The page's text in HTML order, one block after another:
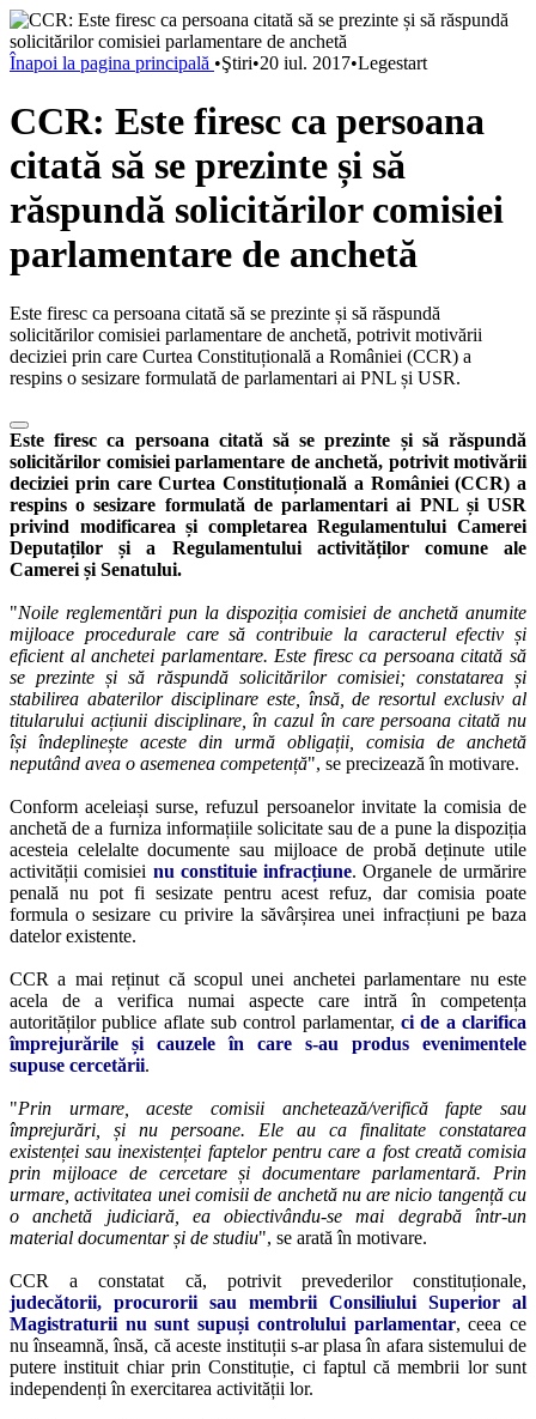
Înapoi la pagina principală •Ştiri•20 iul. 2017•Legestart
CCR: Este firesc ca persoana
citată să se prezinte și să
răspundă solicitărilor comisiei
parlamentare de anchetă
Este firesc ca persoana citată să se prezinte și să răspundă
solicitărilor comisiei parlamentare de anchetă, potrivit motivării
deciziei prin care Curtea Constituțională a României (CCR) a
respins o sesizare formulată de parlamentari ai PNL și USR.
Este firesc ca persoana citată să se prezinte și să răspundă
solicitărilor comisiei parlamentare de anchetă, potrivit motivării
deciziei prin care Curtea Constituțională a României (CCR) a
respins o sesizare formulată de parlamentari ai PNL și USR
privind modificarea și completarea Regulamentului Camerei
Deputaților și a Regulamentului activităților comune ale
Camerei și Senatului.
"Noile reglementări pun la dispoziția comisiei de anchetă anumite
mijloace procedurale care să contribuie la caracterul efectiv și
eficient al anchetei parlamentare. Este firesc ca persoana citată să
se prezinte și să răspundă solicitărilor comisiei; constatarea și
stabilirea abaterilor disciplinare este, însă, de resortul exclusiv al
titularului acțiunii disciplinare, în cazul în care persoana citată nu
își îndeplinește aceste din urmă obligații, comisia de anchetă
neputând avea o asemenea competență", se precizează în motivare.
Conform aceleiași surse, refuzul persoanelor invitate la comisia de
anchetă de a furniza informațiile solicitate sau de a pune la dispoziția
acesteia celelalte documente sau mijloace de probă deținute utile
activității comisiei nu constituie infracțiune. Organele de urmărire
penală nu pot fi sesizate pentru acest refuz, dar comisia poate
formula o sesizare cu privire la săvârșirea unei infracțiuni pe baza
datelor existente.
CCR a mai reținut că scopul unei anchetei parlamentare nu este
acela de a verifica numai aspecte care intră în competența
autorităților publice aflate sub control parlamentar, ci de a clarifica
împrejurările și cauzele în care s-au produs evenimentele
supuse cercetării.
"Prin urmare, aceste comisii anchetează/verifică fapte sau
împrejurări, și nu persoane. Ele au ca finalitate constatarea
existenței sau inexistenței faptelor pentru care a fost creată comisia
prin mijloace de cercetare și documentare parlamentară. Prin
urmare, activitatea unei comisii de anchetă nu are nicio tangență cu
o anchetă judiciară, ea obiectivându-se mai degrabă într-un
material documentar și de studiu", se arată în motivare.
CCR a constatat că, potrivit prevederilor constituționale,
judecătorii, procurorii sau membrii Consiliului Superior al
Magistraturii nu sunt supuși controlului parlamentar, ceea ce
nu înseamnă, însă, că aceste instituții s-ar plasa în afara sistemului de
putere instituit chiar prin Constituție, ci faptul că membrii lor sunt
independenți în exercitarea activității lor.